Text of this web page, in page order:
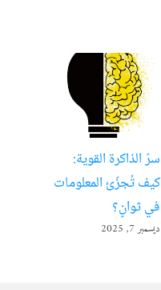
سرّ الذاكرة القوية:
كيف تُجزّئ المعلومات
في ثوانٍ؟
ديسمبر 7, 2025